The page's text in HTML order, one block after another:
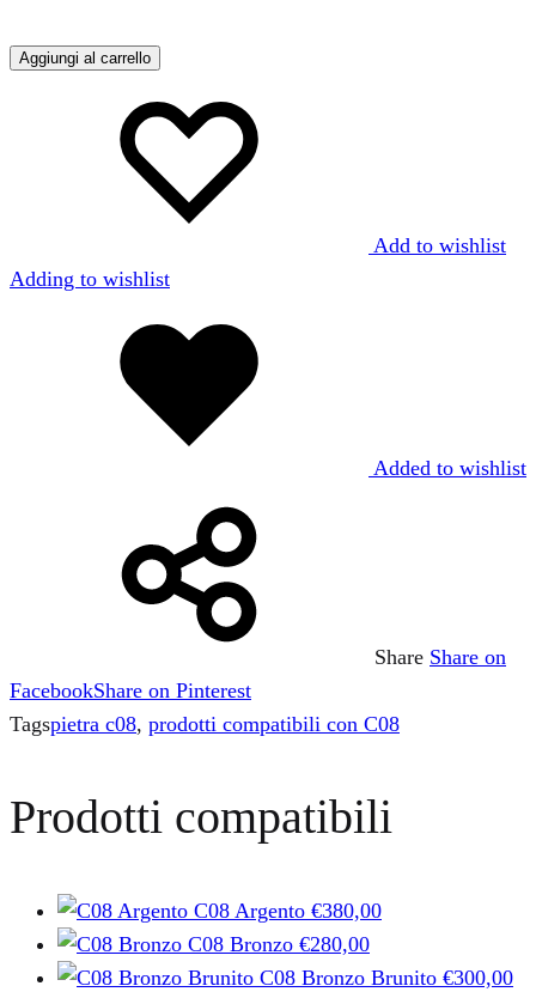
Aggiungi al carrello
Add to wishlist
Adding to wishlist
Added to wishlist
Share Share on
FacebookShare on Pinterest
Tagspietra c08, prodotti compatibili con C08
Prodotti compatibili
C08 Argento €380,00
C08 Bronzo €280,00
C08 Bronzo Brunito €300,00